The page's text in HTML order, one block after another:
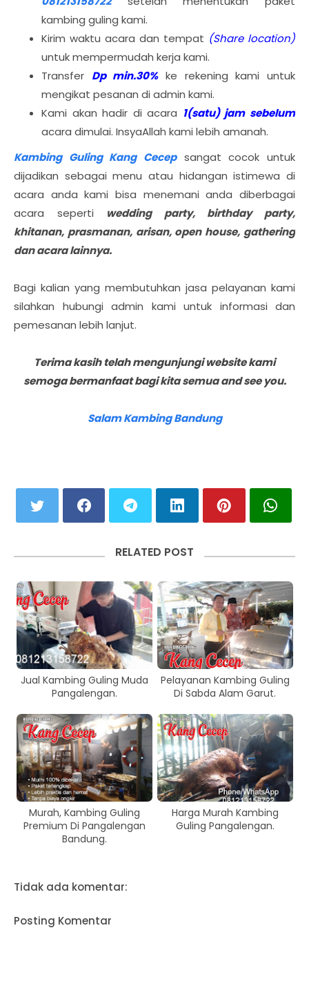
kambing guling kami.
Kirim waktu acara dan tempat (Share location)
untuk mempermudah kerja kami.
Transfer Dp min.30%ke rekening kami untuk
mengikat pesanan di admin kami.
Kami akan hadir di acara 1(satu) jam sebelum
acara dimulai. InsyaAllah kami lebih amanah.
Kambing Guling Kang Cecepsangat cocok untuk
dijadikan sebagai menu atau hidangan istimewa di
acara anda kami bisa menemani anda diberbagai
acara seperti wedding party, birthday party,
khitanan, prasmanan, arisan, open house, gathering
dan acara lainnya.
Bagi kalian yang membutuhkan jasa pelayanan kami
silahkan hubungi admin kami untuk informasi dan
pemesanan lebih lanjut.
Terima kasih telah mengunjungi website kami
semoga bermanfaat bagi kita semua and see you.
Salam Kambing Bandung
RELATED POST
Jual Kambing Guling Muda
Pangalengan.
Pelayanan Kambing Guling
Di Sabda Alam Garut.
Murah, Kambing Guling
Premium Di Pangalengan
Bandung.
Harga Murah Kambing
Guling Pangalengan.
Tidak ada komentar:
Posting Komentar